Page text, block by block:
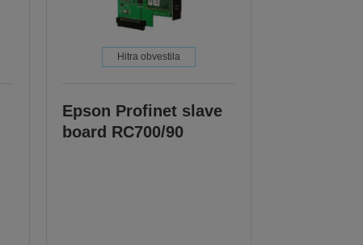
Hitra obvestila
Epson Profinet slave
board RC700/90